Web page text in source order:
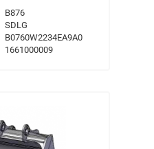
B876
SDLG
B0760W2234EA9A0
1661000009